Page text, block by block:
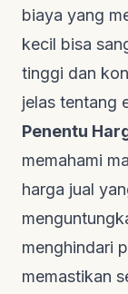
biaya yang
kecil bisa
tinggi dan
jelas tentang
Penentu
memahami
harga jual
menghindari
memastikan